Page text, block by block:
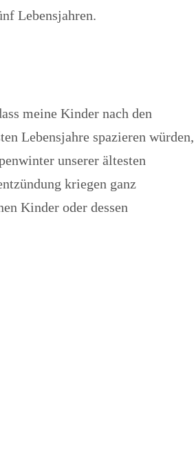
Lebensjahren.
meine Kinder nach den
Lebensjahre spazieren würden,
unserer ältesten
kriegen ganz
Kinder oder dessen